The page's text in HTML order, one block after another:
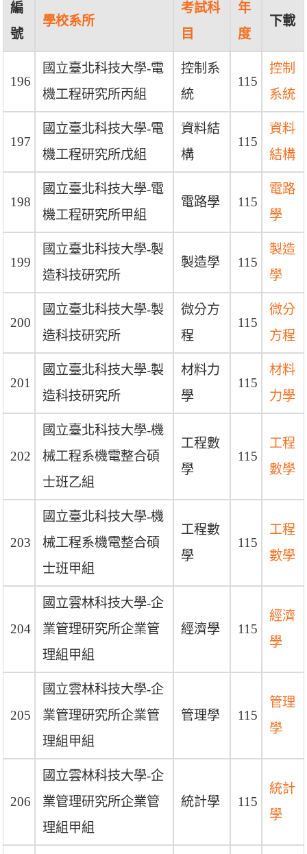
編
號
學校系所
考試科
目
年
度
下載
196
國立臺北科技大學-電
機工程研究所丙組
控制系
統
115
控制
系統
197
國立臺北科技大學-電
機工程研究所戊組
資料結
構
115
資料
結構
198
國立臺北科技大學-電
機工程研究所甲組
電路學 115
電路
學
199
國立臺北科技大學-製
造科技研究所
製造學 115
製造
學
200
國立臺北科技大學-製
造科技研究所
微分方
程
115
微分
方程
201
國立臺北科技大學-製
造科技研究所
材料力
學
115
材料
力學
202
國立臺北科技大學-機
械工程系機電整合碩
士班乙組
工程數
學
115
工程
數學
203
國立臺北科技大學-機
械工程系機電整合碩
士班甲組
工程數
學
115
工程
數學
204
國立雲林科技大學-企
業管理研究所企業管
理組甲組
經濟學 115
經濟
學
205
國立雲林科技大學-企
業管理研究所企業管
理組甲組
管理學 115
管理
學
206
國立雲林科技大學-企
業管理研究所企業管
理組甲組
統計學 115
統計
學